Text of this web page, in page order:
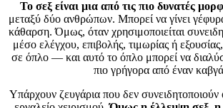
Το σεξ είναι μια από τις πιο δυνατές
μεταξύ δύο ανθρώπων. Μπορεί να γίνει
κάθαρση. Όμως, όταν χρησιμοποιείται
μέσο ελέγχου, επιβολής, τιμωρίας ή
σε όπλο — και αυτό το όπλο μπορεί να
πιο γρήγορα από έναν
Υπάρχουν ζευγάρια που δεν συνειδητοποιούν